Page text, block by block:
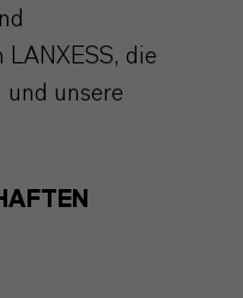
LANXESS, die
und unsere